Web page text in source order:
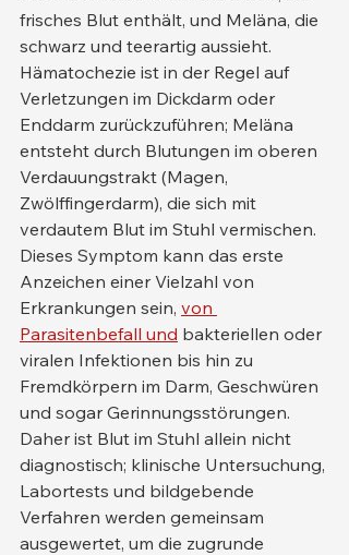
frisches Blut enthält, und Meläna, die
schwarz und teerartig aussieht.
Hämatochezie ist in der Regel auf
Verletzungen im Dickdarm oder
Enddarm zurückzuführen; Meläna
entsteht durch Blutungen im oberen
Verdauungstrakt (Magen,
Zwölffingerdarm), die sich mit
verdautem Blut im Stuhl vermischen.
Dieses Symptom kann das erste
Anzeichen einer Vielzahl von
Erkrankungen sein, von
Parasitenbefall und bakteriellen oder
viralen Infektionen bis hin zu
Fremdkörpern im Darm, Geschwüren
und sogar Gerinnungsstörungen.
Daher ist Blut im Stuhl allein nicht
diagnostisch; klinische Untersuchung,
Labortests und bildgebende
Verfahren werden gemeinsam
ausgewertet, um die zugrunde